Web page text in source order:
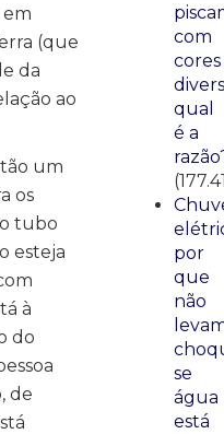
(que
da
ao
um
os
tubo
esteja
à
do
de
com
cores
qual
é a
por
que
não
se
água
está